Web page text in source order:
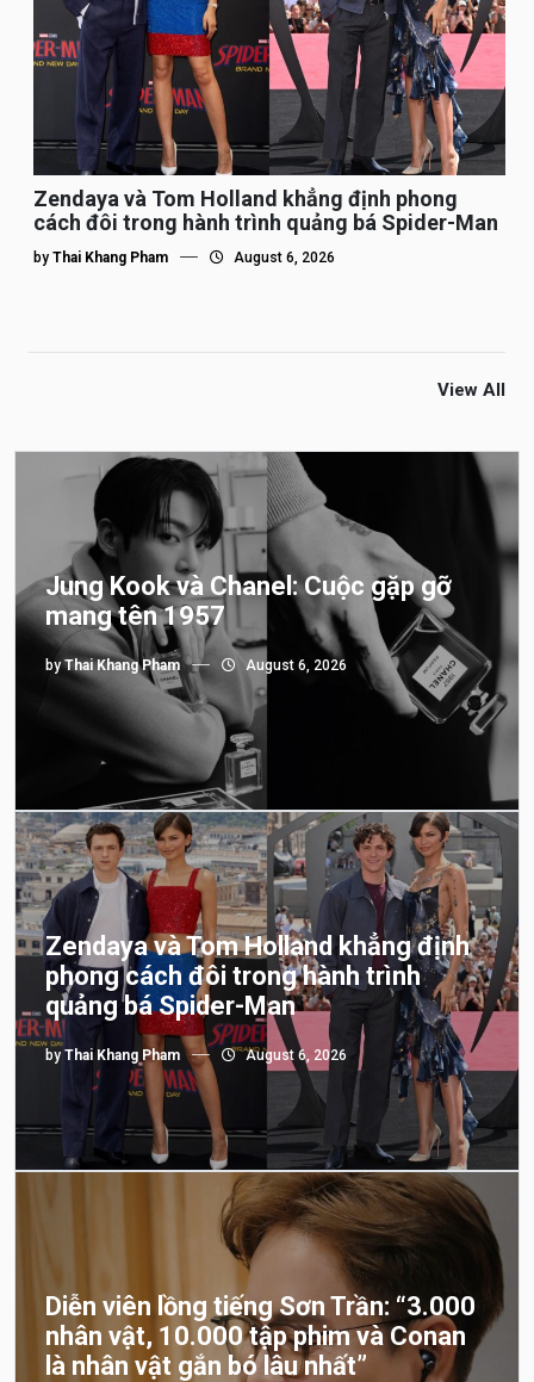
Zendaya và Tom Holland khẳng định phong
cách đôi trong hành trình quảng bá Spider-Man
by Thai Khang Pham August 6, 2026
View All
Jung Kook và Chanel: Cuộc gặp gỡ
mang tên 1957
byThai Khang Pham August 6, 2026
Zendaya và Tom Holland khẳng định
phong cách đôi trong hành trình
quảng bá Spider-Man
by Thai Khang Pham August 6, 2026
Diễn viên lồng tiếng Sơn Trần: “3.000
nhân vật, 10.000 tập phim và Conan
là nhân vật gắn bó lâu nhất”